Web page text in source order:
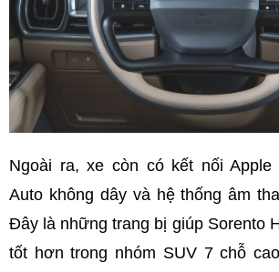
Ngoài ra, xe còn có kết nối Apple
Auto không dây và hệ thống âm
Đây là những trang bị giúp Sorento
tốt hơn trong nhóm SUV 7 chỗ